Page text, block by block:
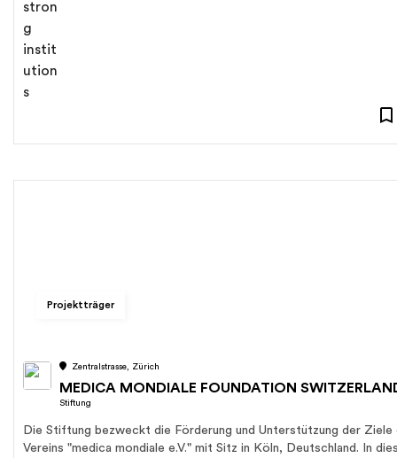
Projektträger
Zentralstrasse, Zürich
MEDICA MONDIALE FOUNDATION
Stiftung
Die Stiftung bezweckt die Förderung und Unterstützung der Ziele
Vereins "medica mondiale e.V." mit Sitz in Köln, Deutschland. In